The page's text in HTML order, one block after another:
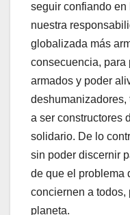
seguir confiando
nuestra
globalizada más
consecuencia, para
armados y poder
deshumanizadores,
a ser constructores
solidario. De lo
sin poder discernir
de que el problema
conciernen a todos,
planeta.